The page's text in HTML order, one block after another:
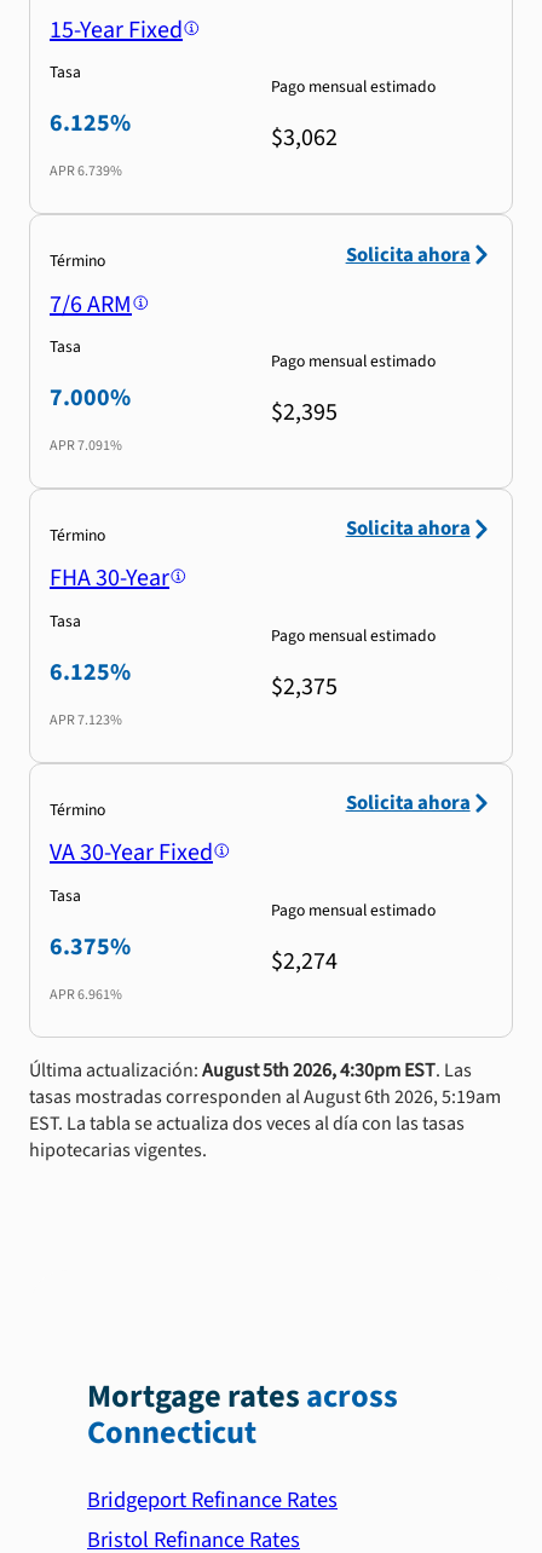
15-Year Fixed
Tasa
6.125%
APR6.739%
Pago mensual estimado
$3,062
Término
7/6 ARM
Tasa
7.000%
APR7.091%
Pago mensual estimado
$2,395
Solicita ahora
Término
FHA 30-Year
Tasa
6.125%
APR7.123%
Pago mensual estimado
$2,375
Solicita ahora
Término
VA 30-Year Fixed
Tasa
6.375%
APR6.961%
Pago mensual estimado
$2,274
Solicita ahora
Última actualización:August 5th 2026, 4:30pm EST. Las
tasas mostradas corresponden al August 6th 2026, 5:19am
EST. La tabla se actualiza dos veces al día con las tasas
hipotecarias vigentes.
Mortgage ratesacross
Connecticut
Bridgeport Refinance Rates
Bristol Refinance Rates